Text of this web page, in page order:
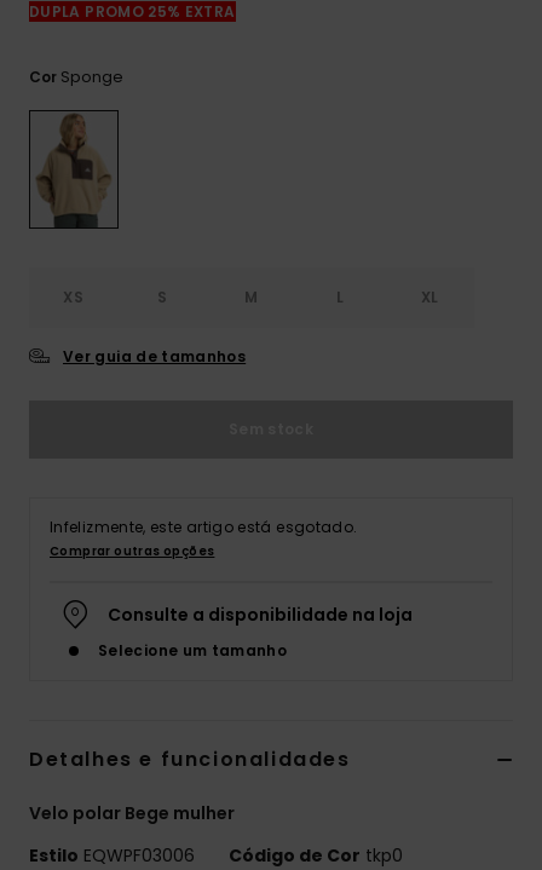
frequentes e o
DUPLA PROMO 25% EXTRA
Cor Sponge
XS S M L XL
Ver guia de tamanhos
Infelizmente, este artigo está esgotado.
Comprar outras opções
Consulte a disponibilidade na loja
Selecione um tamanho
Detalhes e funcionalidades
Velo polar Bege mulher
Estilo EQWPF03006 Código de Cor tkp0